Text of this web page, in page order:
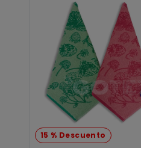
15 % Descuento